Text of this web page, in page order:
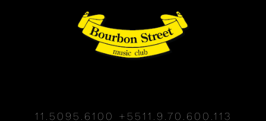
11.5095.6100 +5511.9.70.600.113